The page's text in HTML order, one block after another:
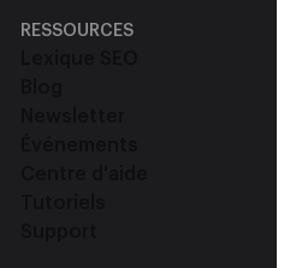
RESSOURCES